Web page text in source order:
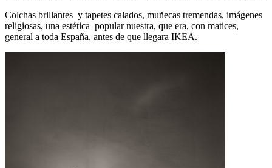
Colchas brillantes y tapetes calados, muñecas tremendas, imágenes
religiosas, una estética popular nuestra, que era, con matices,
general a toda España, antes de que llegara IKEA.